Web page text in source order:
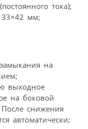
тока);
мм;
на
выходное
на боковой
снижения
автоматически;